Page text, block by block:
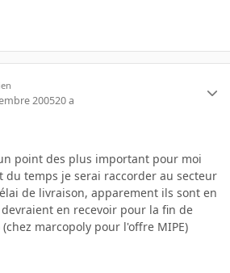
200520 a
point des plus important pour moi
temps je serai raccorder au secteur
de livraison, apparement ils sont en
en recevoir pour la fin de
marcopoly pour l'offre MIPE)